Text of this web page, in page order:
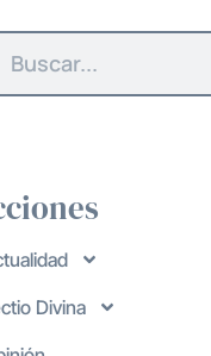
Divina